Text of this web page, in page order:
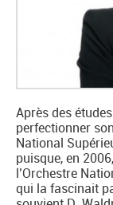
Après des
perfectionner
National
puisque, en
l’Orchestre
qui la fascinait